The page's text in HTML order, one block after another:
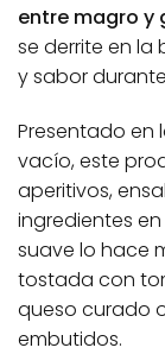
entre magro y
se derrite en la
y sabor
Presentado en
vacío, este
aperitivos,
ingredientes
suave lo hace
tostada con
queso curado
embutidos.